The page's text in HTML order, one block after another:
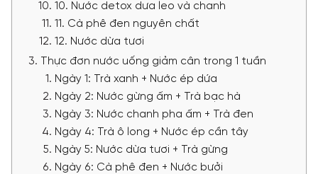
10. Nước detox dưa leo và chanh
11. Cà phê đen nguyên chất
12. Nước dừa tươi
Thực đơn nước uống giảm cân trong 1 tuần
Ngày 1: Trà xanh + Nước ép dứa
Ngày 2: Nước gừng ấm + Trà bạc hà
Ngày 3: Nước chanh pha ấm + Trà đen
Ngày 4: Trà ô long + Nước ép cần tây
Ngày 5: Nước dừa tươi + Trà gừng
Ngày 6: Cà phê đen + Nước bưởi